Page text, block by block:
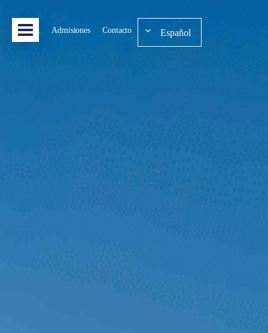
Admisiones Contacto Español